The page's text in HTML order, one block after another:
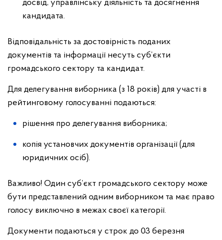
досвід, управлінську діяльність та досягнення
кандидата.
Відповідальність за достовірність поданих
документів та інформації несуть суб’єкти
громадського сектору та кандидат.
Для делегування виборника (з 18 років) для участі в
рейтинговому голосуванні подаються:
рішення про делегування виборника;
копія установчих документів організації (для
юридичних осіб).
Важливо! Один суб’єкт громадського сектору може
бути представлений одним виборником та має право
голосу виключно в межах своєї категорії.
Документи подаються у строк до 03 березня